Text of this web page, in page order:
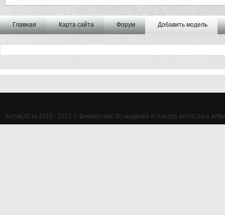
Главная Карта сайта Форум Добавить модель
Archik3D.ru 2010 - 2021 © Библиотека 3D моделей и текстур ArchiCad и